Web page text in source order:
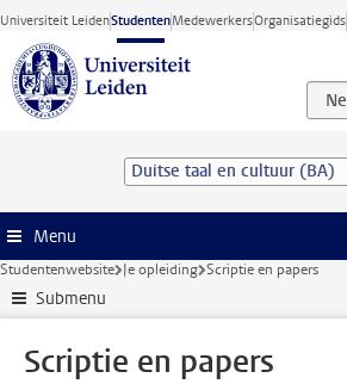
Ga direct naar de inhoud
Universiteit LeidenStudentenMedewerkersOrganisatiegids
Duitse taal en cultuur (BA)
Menu
Studentenwebsite Je opleiding Scriptie en papers
Submenu
Scriptie en papers